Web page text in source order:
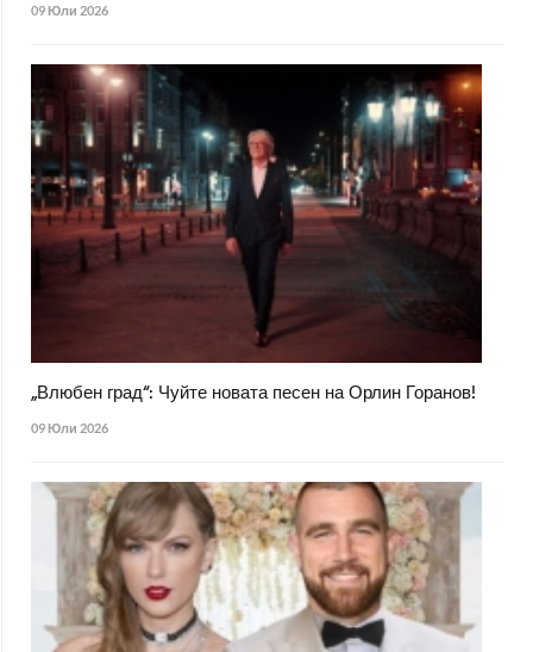
09 Юли 2026
„Влюбен град“: Чуйте новата песен на Орлин Горанов!
09 Юли 2026